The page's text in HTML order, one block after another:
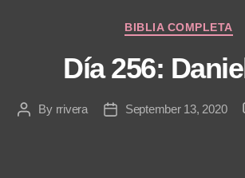
Categories
BIBLIA COMPLETA
Día 256:
PostBy rrivera
PostSeptember 13, 2020